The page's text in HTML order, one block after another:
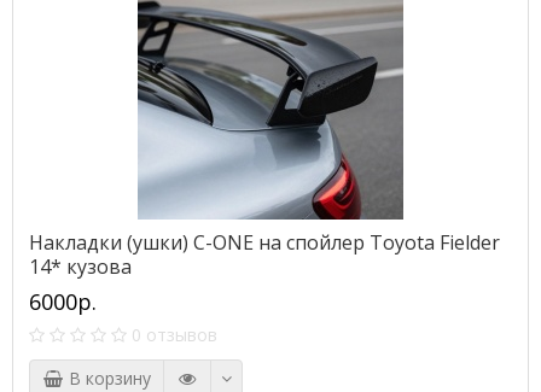
Накладки (ушки) C-ONE на спойлер Toyota Fielder
14* кузова
6000р.
0 отзывов
В корзину